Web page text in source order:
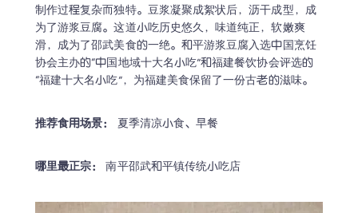
制作过程复杂而独特。豆浆凝聚成絮状后，沥干成型，成
为了游浆豆腐。这道小吃历史悠久，味道纯正，软嫩爽
滑，成为了邵武美食的一绝。和平游浆豆腐入选中国烹饪
协会主办的“中国地域十大名小吃”和福建餐饮协会评选的
“福建十大名小吃”，为福建美食保留了一份古老的滋味。
推荐食用场景： 夏季清凉小食、早餐
哪里最正宗： 南平邵武和平镇传统小吃店